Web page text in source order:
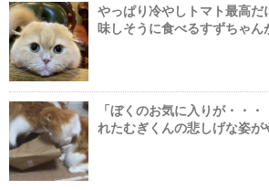
やっぱり冷やしトマト最高
味しそうに食べるすずちゃん
「ぼくのお気に入りが・・
れたむぎくんの悲しげな姿が